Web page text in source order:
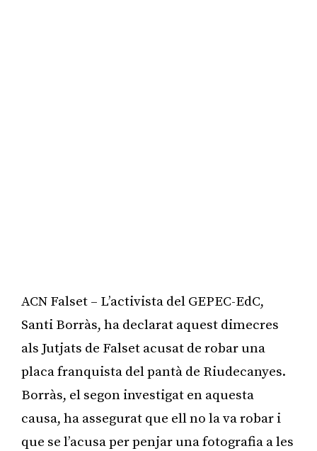
ACN Falset – L’activista del GEPEC-EdC,
Santi Borràs, ha declarat aquest dimecres
als Jutjats de Falset acusat de robar una
placa franquista del pantà de Riudecanyes.
Borràs, el segon investigat en aquesta
causa, ha assegurat que ell no la va robar i
que se l’acusa per penjar una fotografia a les